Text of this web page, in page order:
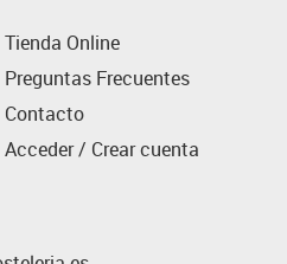
Tienda Online
Preguntas Frecuentes
Contacto
Acceder / Crear cuenta